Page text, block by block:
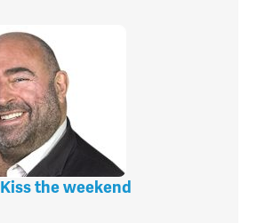
Kiss the weekend